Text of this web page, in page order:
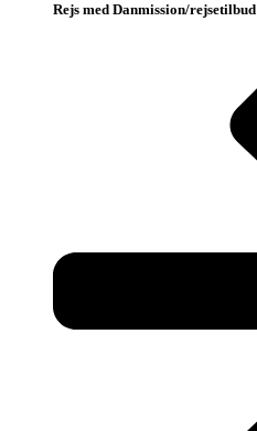
Rejs med Danmission/rejsetilbud